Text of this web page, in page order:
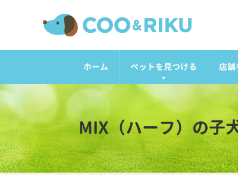
ホーム ペットを見つける 店舗
MIX（ハーフ）の